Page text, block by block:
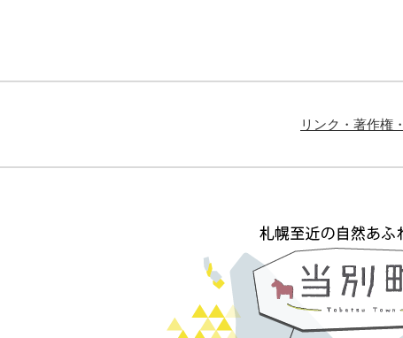
リンク・著作権